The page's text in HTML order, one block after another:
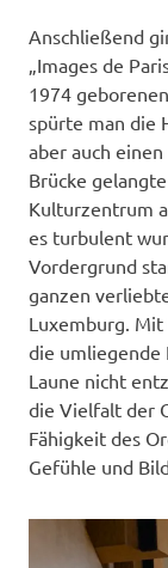
Anschließend
„Images de
1974
spürte man die
aber auch
Brücke
Kulturzentrum
es turbulent
Vordergrund
ganzen
Luxemburg.
die umliegende
Laune nicht
die Vielfalt der
Fähigkeit des
Gefühle und